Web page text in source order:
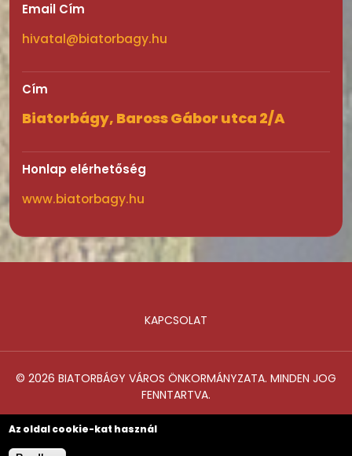
Email Cím
hivatal@biatorbagy.hu
Cím
Biatorbágy, Baross Gábor utca 2/A
Honlap elérhetőség
www.biatorbagy.hu
KAPCSOLAT
© 2026 BIATORBÁGY VÁROS ÖNKORMÁNYZATA. MINDEN JOG
FENNTARTVA.
Az oldal cookie-kat használ